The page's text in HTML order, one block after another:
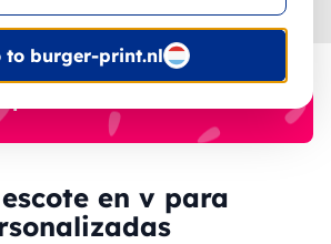
to burger-print.nl
› hombre
en v para